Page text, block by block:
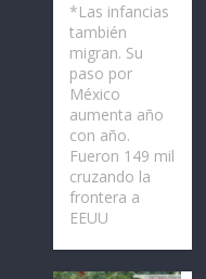
*Las infancias
también
migran. Su
paso por
México
aumenta año
con año.
Fueron 149 mil
cruzando la
frontera a
EEUU